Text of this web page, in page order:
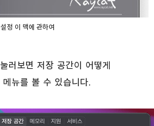
정 이 맥에 관하여
러보면 저장 공간이 어떻게
뉴를 볼 수 있습니다.